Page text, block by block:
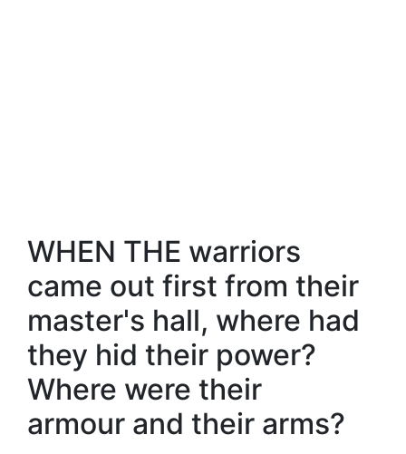
WHEN THE warriors
came out first from their
master's hall, where had
they hid their power?
Where were their
armour and their arms?